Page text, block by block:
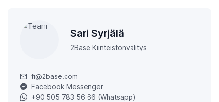
Sari Syrjälä
2Base Kiinteistönvälitys
fi@2base.com
Facebook Messenger
+90 505 783 56 66 (Whatsapp)